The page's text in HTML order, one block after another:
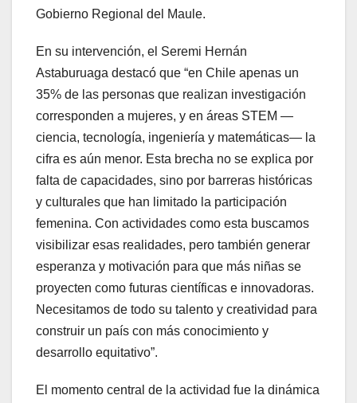
Gobierno Regional del Maule.
En su intervención, el Seremi Hernán
Astaburuaga destacó que “en Chile apenas un
35% de las personas que realizan investigación
corresponden a mujeres, y en áreas STEM —
ciencia, tecnología, ingeniería y matemáticas— la
cifra es aún menor. Esta brecha no se explica por
falta de capacidades, sino por barreras históricas
y culturales que han limitado la participación
femenina. Con actividades como esta buscamos
visibilizar esas realidades, pero también generar
esperanza y motivación para que más niñas se
proyecten como futuras científicas e innovadoras.
Necesitamos de todo su talento y creatividad para
construir un país con más conocimiento y
desarrollo equitativo”.
El momento central de la actividad fue la dinámica